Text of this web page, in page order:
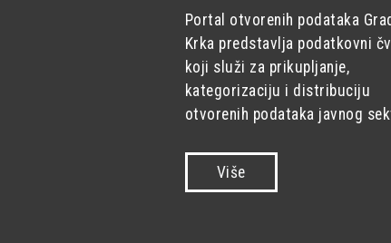
Portal otvorenih podataka
Krka predstavlja podatkovni
koji služi za prikupljanje,
kategorizaciju i distribuciju
otvorenih podataka javnog
Više